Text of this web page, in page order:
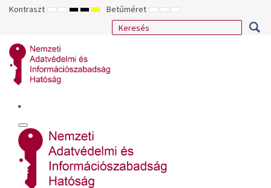
Kontraszt ALAPÉRTELMEZETT
ÉJSZAKAI
NAGY
KONTRASZTÚ
NAGY
KONTRASZTÚ
NAGY
KONTRASZTÚ
SÁRGA
FEKETE
Betűméret KISEBB
BETŰTÍPUS
ALAPÉRTELMEZETT
BETŰMÉRET
NAGYOBB
BETŰMÉRET